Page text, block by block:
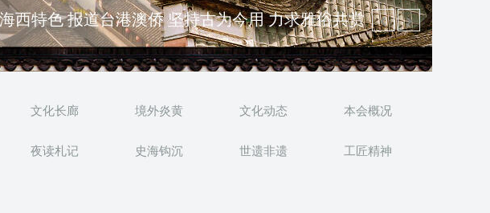
西特色 报道台港澳侨 坚持古为今用 力求雅俗共赏
秀文化 振奋民族精神 介绍民族瑰宝 宣传中华精英
文化长廊 境外炎黄 文化动态 本会概况
夜读札记 史海钩沉 世遗非遗 工匠精神